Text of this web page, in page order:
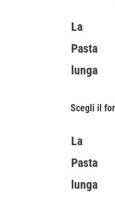
La
Pasta
lunga
Scegli il
La
Pasta
lunga